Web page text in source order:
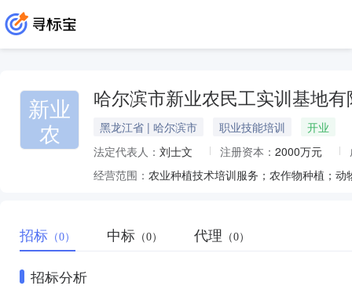
新业
农
哈尔滨市新业农民工实训基地有
黑龙江省 | 哈尔滨市 职业技能培训
开业
法定代表人： 刘士文 注册资本： 2000万元
经营范围： 农业种植技术培训服务；农作物种植；
招标 （0） 中标 （0） 代理 （0）
招标分析